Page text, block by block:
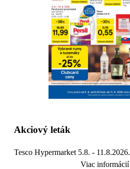
Akciový leták
Tesco Hypermarket 5.8. - 11.8.2026.
Viac informácií